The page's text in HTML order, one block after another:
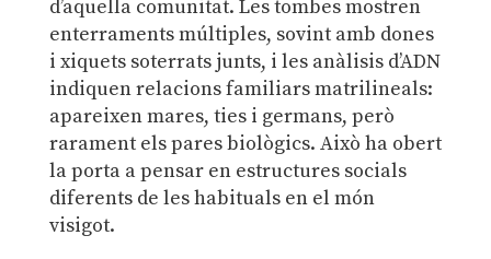
d’aquella comunitat. Les tombes mostren
enterraments múltiples, sovint amb dones
i xiquets soterrats junts, i les anàlisis d’ADN
indiquen relacions familiars matrilineals:
apareixen mares, ties i germans, però
rarament els pares biològics. Això ha obert
la porta a pensar en estructures socials
diferents de les habituals en el món
visigot.